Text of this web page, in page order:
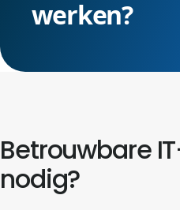
werken?
Betrouwbare
nodig?